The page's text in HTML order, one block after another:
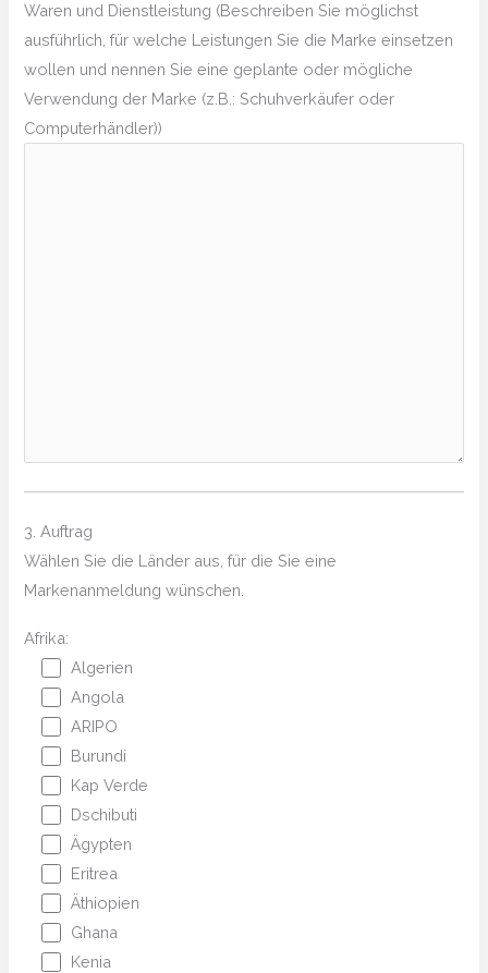
Waren und Dienstleistung (Beschreiben Sie möglichst
ausführlich, für welche Leistungen Sie die Marke einsetzen
wollen und nennen Sie eine geplante oder mögliche
Verwendung der Marke (z.B.: Schuhverkäufer oder
Computerhändler))
3. Auftrag
Wählen Sie die Länder aus, für die Sie eine
Markenanmeldung wünschen.
Afrika:
Algerien
Angola
ARIPO
Burundi
Kap Verde
Dschibuti
Ägypten
Eritrea
Äthiopien
Ghana
Kenia